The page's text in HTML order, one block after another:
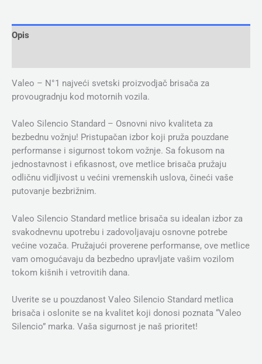
Opis
Valeo – N°1 najveći svetski proizvodjač brisača za
provougradnju kod motornih vozila.
Valeo Silencio Standard – Osnovni nivo kvaliteta za
bezbednu vožnju! Pristupačan izbor koji pruža pouzdane
performanse i sigurnost tokom vožnje. Sa fokusom na
jednostavnost i efikasnost, ove metlice brisača pružaju
odličnu vidljivost u većini vremenskih uslova, čineći vaše
putovanje bezbrižnim.
Valeo Silencio Standard metlice brisača su idealan izbor za
svakodnevnu upotrebu i zadovoljavaju osnovne potrebe
većine vozača. Pružajući proverene performanse, ove metlice
vam omogućavaju da bezbedno upravljate vašim vozilom
tokom kišnih i vetrovitih dana.
Uverite se u pouzdanost Valeo Silencio Standard metlica
brisača i oslonite se na kvalitet koji donosi poznata “Valeo
Silencio” marka. Vaša sigurnost je naš prioritet!